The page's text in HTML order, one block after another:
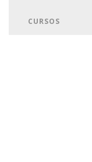
CURSOS